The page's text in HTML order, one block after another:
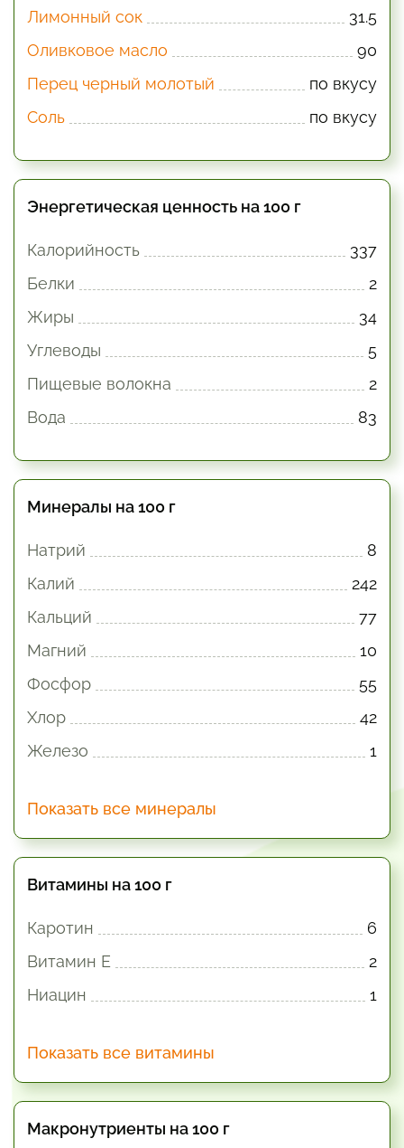
Лимонный сок
31.5
Оливковое масло
90
Перец черный молотый
по вкусу
Соль
по вкусу
Энергетическая ценность на 100 г
Калорийность
337
Белки
2
Жиры
34
Углеводы
5
Пищевые волокна
2
Вода
83
Минералы на 100 г
Натрий
8
Калий
242
Кальций
77
Магний
10
Фосфор
55
Хлор
42
Железо
1
Показать все минералы
Витамины на 100 г
Каротин
6
Витамин E
2
Ниацин
1
Показать все витамины
Макронутриенты на 100 г